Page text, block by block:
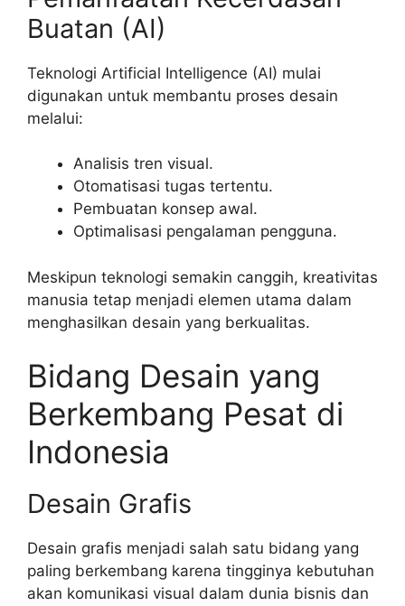
Buatan (AI)
Teknologi Artificial Intelligence (AI) mulai
digunakan untuk membantu proses desain
melalui:
Analisis tren visual.
Otomatisasi tugas tertentu.
Pembuatan konsep awal.
Optimalisasi pengalaman pengguna.
Meskipun teknologi semakin canggih, kreativitas
manusia tetap menjadi elemen utama dalam
menghasilkan desain yang berkualitas.
Bidang Desain yang
Berkembang Pesat di
Indonesia
Desain Grafis
Desain grafis menjadi salah satu bidang yang
paling berkembang karena tingginya kebutuhan
akan komunikasi visual dalam dunia bisnis dan